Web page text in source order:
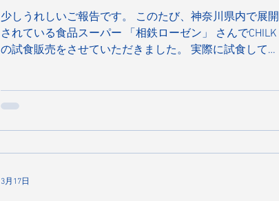
少しうれしいご報告です。 このたび、神奈川県内で展開
されている食品スーパー 「相鉄ローゼン」 さんでCHILK
の試食販売をさせていただきました。 実際に試食しても
会える機会をつくっていきたいと思います。
3月17日